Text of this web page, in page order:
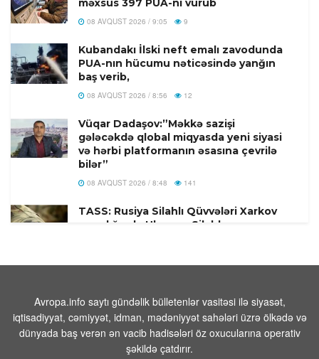
məxsus 397 PUA-nı vurub
08 AVQUST 2026 / 9:05 9
Kubandakı İlski neft emalı zavodunda
PUA-nın hücumu nəticəsində yanğın
baş verib,
08 AVQUST 2026 / 8:56 12
Vüqar Dadaşov:”Məkkə sazişi
gələcəkdə qlobal miqyasda yeni siyasi
və hərbi platformanın əsasına çevrilə
bilər”
08 AVQUST 2026 / 8:48 141
TASS: Rusiya Silahlı Qüvvələri Xarkov
yaxınlığında Ukrayna Silahlı
Pakistanın Baş naziri Şərif Məkkə Birgə
Müdafiə Sazişini imzalamaqdan şərəf
duyduğunu bildirib
08 AVQUST 2026 / 7:53
Avropa.info saytı gündəlik bülletenlər vasitəsi ilə siyasət,
iqtisadiyyat, cəmiyyət, idman, mədəniyyət sahələri üzrə ölkədə və
dünyada baş verən ən vacib hadisələri öz oxucularına operativ
şəkildə çatdırır.